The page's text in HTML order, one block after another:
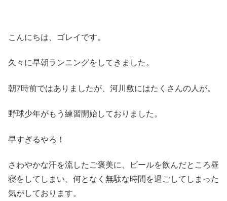
こんにちは、ゴレイです。
久々に早朝ランニングをしてきました。
朝7時前ではありましたが、河川敷にはたくさんの人が。
野球少年がもう練習開始しておりました。
早すぎるやろ！
さわやかな汗を流したご褒美に、ビールを飲んだところ昼
寝をしてしまい、何となく無駄な時間を過ごしてしまった
気がしております。